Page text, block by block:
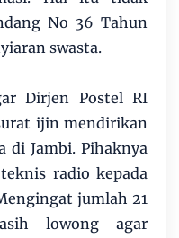
No 36 Tahun
swasta.
Dirjen Postel RI
ijin mendirikan
di Jambi. Pihaknya
radio kepada
jumlah 21
lowong agar